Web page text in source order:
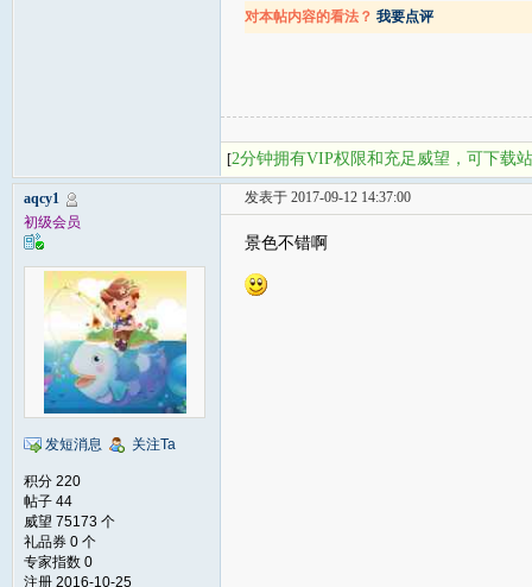
对本帖内容的看法？ 我要点评
[2分钟拥有VIP权限和充足威望，可下载
aqcy1
初级会员
发短消息 关注Ta
积分 220
帖子 44
威望 75173 个
礼品券 0 个
专家指数 0
注册 2016-10-25
发表于 2017-09-12 14:37:00
景色不错啊